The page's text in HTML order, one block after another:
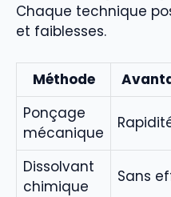
Chaque technique
et faiblesses.
Méthode
Ponçage
mécanique
Dissolvant
chimique
Sans